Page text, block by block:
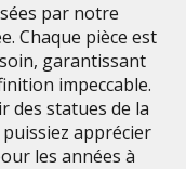
par notre
Chaque pièce est
garantissant
impeccable.
des statues de la
apprécier
les années à